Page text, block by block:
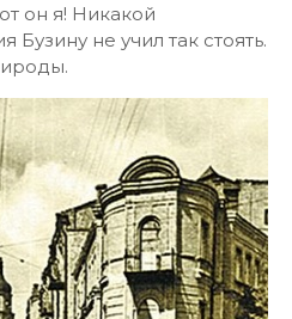
он я! Никакой
не учил так стоять.